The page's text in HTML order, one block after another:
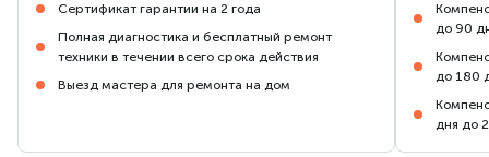
Сертификат гарантии на 2 года
Полная диагностика и бесплатный ремонт
техники в течении всего срока действия
Выезд мастера для ремонта на дом
до 90
до 180
дня до